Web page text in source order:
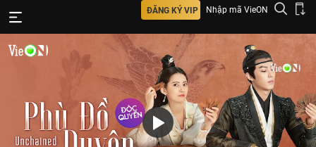
ĐĂNG KÝ VIP Nhập mã VieON